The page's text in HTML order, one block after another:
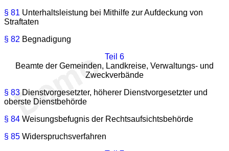
§ 81 Unterhaltsleistung bei Mithilfe zur Aufdeckung von
Straftaten
§ 82 Begnadigung
Teil 6
Beamte der Gemeinden, Landkreise, Verwaltungs- und
Zweckverbände
§ 83 Dienstvorgesetzter, höherer Dienstvorgesetzter und
oberste Dienstbehörde
§ 84 Weisungsbefugnis der Rechtsaufsichtsbehörde
§ 85 Widerspruchsverfahren